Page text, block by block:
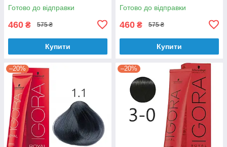
Готово до відправки
460 ₴ 575 ₴
Купити
Готово до відправки
460 ₴ 575 ₴
Купити
–20% –20%